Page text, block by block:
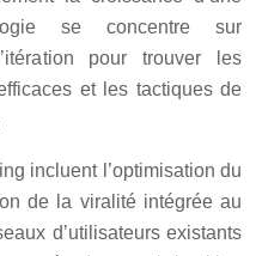
se concentre sur
pour trouver les
et les tactiques de
incluent l’optimisation du
de la viralité intégrée au
d’utilisateurs existants